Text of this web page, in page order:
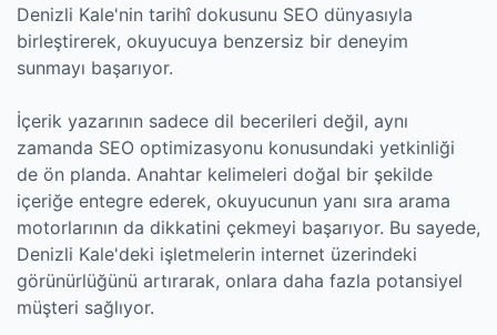
Denizli Kale'nin tarihî dokusunu SEO dünyasıyla
birleştirerek, okuyucuya benzersiz bir deneyim
sunmayı başarıyor.
İçerik yazarının sadece dil becerileri değil, aynı
zamanda SEO optimizasyonu konusundaki yetkinliği
de ön planda. Anahtar kelimeleri doğal bir şekilde
içeriğe entegre ederek, okuyucunun yanı sıra arama
motorlarının da dikkatini çekmeyi başarıyor. Bu sayede,
Denizli Kale'deki işletmelerin internet üzerindeki
görünürlüğünü artırarak, onlara daha fazla potansiyel
müşteri sağlıyor.